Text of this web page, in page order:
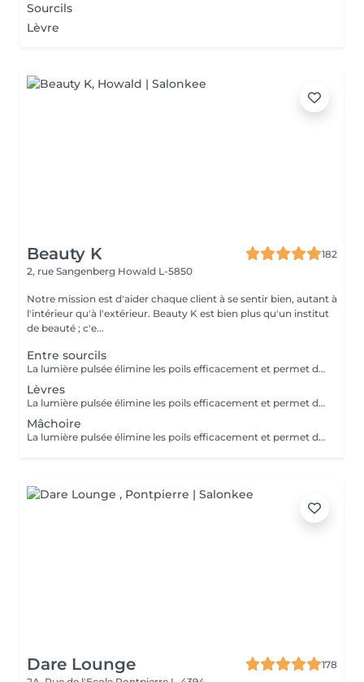
Sourcils
Lèvre
Beauty K
182
2, rue Sangenberg Howald L-5850
Notre mission est d'aider chaque client à se sentir bien, autant à
l'intérieur qu'à l'extérieur. Beauty K est bien plus qu'un institut
de beauté ; c'e...
Entre sourcils
La lumière pulsée élimine les poils efficacement et permet de soigner les boutons de poils incarnés. ATTENTION - Ne pas mettre de crème et/ou de parfum sur la zone à épiler - Ne pas être sous traitement médicamenteux photo sensibilisant au moment de l'épilation
Lèvres
La lumière pulsée élimine les poils efficacement et permet de soigner les boutons de poils incarnés. ATTENTION - Ne pas mettre de crème et/ou de parfum sur la zone à épiler - Ne pas être sous traitement médicamenteux photo sensibilisant au moment de l'épilation
Mâchoire
La lumière pulsée élimine les poils efficacement et permet de soigner les boutons de poils incarnés. ATTENTION - Ne pas mettre de crème et/ou de parfum sur la zone à épiler - Ne pas être sous traitement médicamenteux photo sensibilisant au moment de l'épilation
Dare Lounge
178